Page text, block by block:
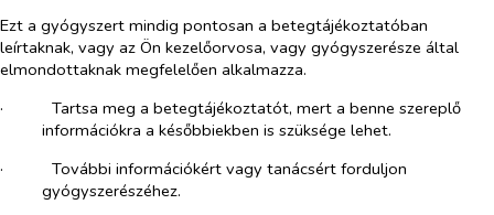
Ezt a gyógyszert mindig pontosan a betegtájékoztatóban
leírtaknak, vagy az Ön kezelőorvosa, vagy gyógyszerésze által
elmondottaknak megfelelően alkalmazza.
·​
Tartsa meg a betegtájékoztatót, mert a benne szereplő
információkra a későbbiekben is szüksége lehet.
·​
További információkért vagy tanácsért forduljon
gyógyszerészéhez.